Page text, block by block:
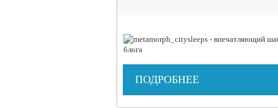
ПОДРОБНЕЕ